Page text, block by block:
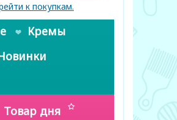
к покупкам.
Кремы
Товар дня